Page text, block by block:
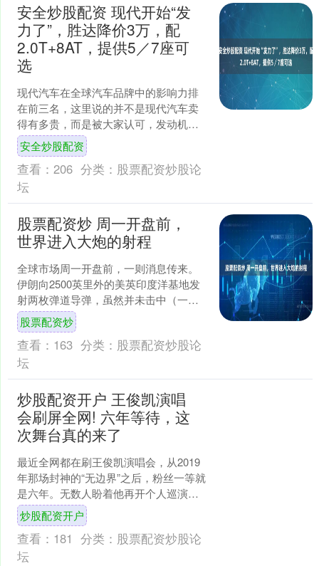
安全炒股配资 现代开始“发
力了”，胜达降价3万，配
2.0T+8AT，提供5／7座可
选
现代汽车在全球汽车品牌中的影响力排
在前三名，这里说的并不是现代汽车卖
得有多贵，而是被大家认可，发动机、
变速箱、以及底盘的表现都很不错，而
且现代汽车的价格也很亲民....
安全炒股配资
查看： 206 分类： 股票配资炒股论
坛
股票配资炒 周一开盘前，
世界进入大炮的射程
全球市场周一开盘前，一则消息传来。
伊朗向2500英里外的美英印度洋基地发
射两枚弹道导弹，虽然并未击中（一枚
飞行失败，另一枚据称遭美军SM-3拦
截），但这表明伊....
股票配资炒
查看： 163 分类： 股票配资炒股论
坛
炒股配资开户 王俊凯演唱
会刷屏全网! 六年等待，这
次舞台真的来了
最近全网都在刷王俊凯演唱会，从2019
年那场封神的“无边界”之后，粉丝一等就
是六年。无数人盼着他再开个人巡演，
蓝色灯海、全开麦舞台、经典曲目大合
唱，成了无数人心....
炒股配资开户
查看： 181 分类： 股票配资炒股论
坛